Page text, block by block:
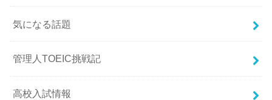
気になる話題
管理人TOEIC挑戦記
高校入試情報